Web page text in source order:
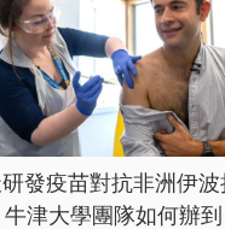
發疫苗對抗非洲伊
津大學團隊如何辦